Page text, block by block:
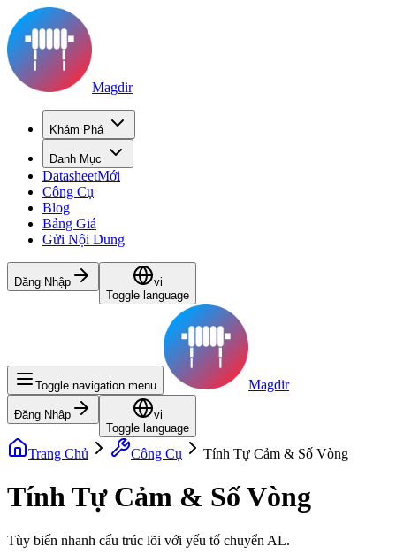
Magdir
Khám Phá
Danh Mục
DatasheetMới
Công Cụ
Blog
Bảng Giá
Gửi Nội Dung
Đăng Nhập
vi
Toggle language
Toggle navigation menu Magdir
Đăng Nhập
vi
Toggle language
Trang Chủ Công Cụ Tính Tự Cảm & Số Vòng
Tính Tự Cảm & Số Vòng
Tùy biến nhanh cấu trúc lõi với yếu tố chuyển AL.